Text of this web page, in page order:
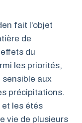
fait l’objet
de
du
les priorités,
sensible aux
précipitations.
et les étés
vie de plusieurs